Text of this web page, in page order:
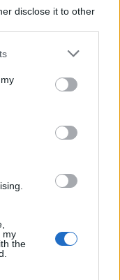
disclose it to other
my
the
Iscritti
al Castello di
come eccellenza